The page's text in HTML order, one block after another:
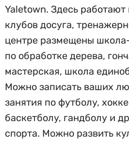
Yaletown. Здесь
клубов досуга,
центре размещены
по обработке дерева,
мастерская, школа
Можно записать ваших
занятия по футболу,
баскетболу, гандболу и
спорта. Можно развить